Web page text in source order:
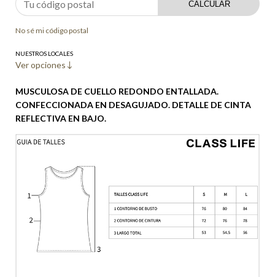
CALCULAR
No sé mi código postal
NUESTROS LOCALES
Ver opciones
MUSCULOSA DE CUELLO REDONDO ENTALLADA.
CONFECCIONADA EN DESAGUJADO. DETALLE DE CINTA
REFLECTIVA EN BAJO.